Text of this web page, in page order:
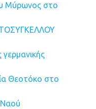
Μύρωνος στο
Θεοτόκο στο
Ναού